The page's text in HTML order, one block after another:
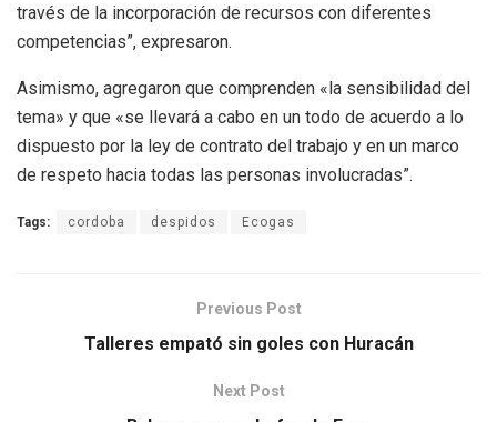
través de la incorporación de recursos con diferentes
competencias”, expresaron.
Asimismo, agregaron que comprenden «la sensibilidad del
tema» y que «se llevará a cabo en un todo de acuerdo a lo
dispuesto por la ley de contrato del trabajo y en un marco
de respeto hacia todas las personas involucradas”.
Tags: cordoba despidos Ecogas
Previous Post
Talleres empató sin goles con Huracán
Next Post